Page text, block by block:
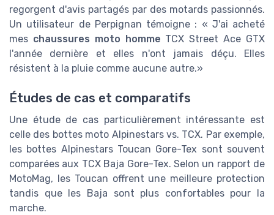
regorgent d'avis partagés par des motards passionnés.
Un utilisateur de Perpignan témoigne : « J'ai acheté
mes chaussures moto homme TCX Street Ace GTX
l'année dernière et elles n'ont jamais déçu. Elles
résistent à la pluie comme aucune autre.»
Études de cas et comparatifs
Une étude de cas particulièrement intéressante est
celle des bottes moto Alpinestars vs. TCX. Par exemple,
les bottes Alpinestars Toucan Gore-Tex sont souvent
comparées aux TCX Baja Gore-Tex. Selon un rapport de
MotoMag, les Toucan offrent une meilleure protection
tandis que les Baja sont plus confortables pour la
marche.